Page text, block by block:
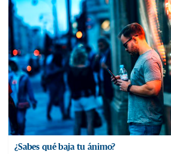
¿Sabes qué baja tu ánimo?